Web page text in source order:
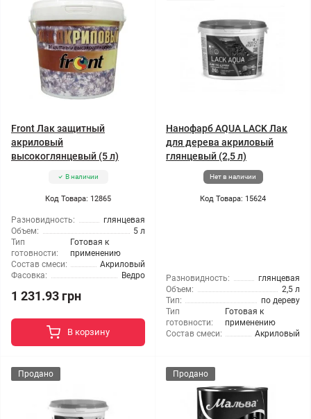
Front Лак защитный
акриловый
высокоглянцевый (5 л)
В наличии
Код Товара: 12865
Разновидность:
глянцевая
Объем:
5 л
Тип
готовности:
Готовая к
применению
Состав смеси:
Акриловый
Фасовка:
Ведро
1 231.93 грн
В корзину
Нанофарб AQUA LACK Лак
для дерева акриловый
глянцевый (2,5 л)
Нет в наличии
Код Товара: 15624
Разновидность:
глянцевая
Объем:
2,5 л
Тип:
по дереву
Тип
готовности:
Готовая к
применению
Состав смеси:
Акриловый
Продано Продано